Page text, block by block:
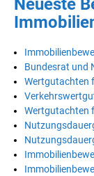
Neueste
Bundesrat und
Wertgutachten
Wertgutachten